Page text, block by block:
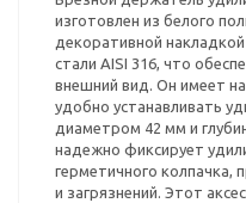
изготовлен из белого
декоративной
стали AISI 316, что
внешний вид. Он имеет
удобно устанавливать
диаметром 42 мм и
надежно фиксирует
герметичного колпачка,
и загрязнений. Этот